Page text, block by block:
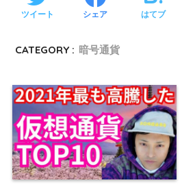
ツイート シェア はてブ
CATEGORY : 暗号通貨